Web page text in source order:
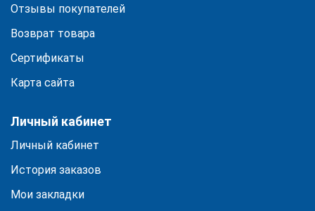
Отзывы покупателей
Возврат товара
Сертификаты
Карта сайта
Личный кабинет
Личный кабинет
История заказов
Мои закладки